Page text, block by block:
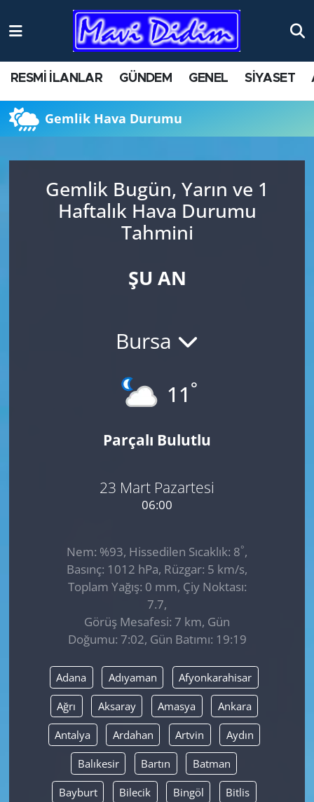
RESMİ İLANLAR GÜNDEM GENEL SİYASET
Gemlik Hava Durumu
Gemlik Bugün, Yarın ve 1
Haftalık Hava Durumu
Tahmini
ŞU AN
Bursa
11 °
Parçalı Bulutlu
23 Mart Pazartesi
06:00
Nem: %93, Hissedilen Sıcaklık: 8°,
Basınç: 1012 hPa, Rüzgar: 5 km/s,
Toplam Yağış: 0 mm, Çiy Noktası:
7.7,
Görüş Mesafesi: 7 km, Gün
Doğumu: 7:02, Gün Batımı: 19:19
Adana Adıyaman Afyonkarahisar
Ağrı Aksaray Amasya Ankara
Antalya Ardahan Artvin Aydın
Balıkesir Bartın Batman
Bayburt Bilecik Bingöl Bitlis
ANTİK YERLER
AYDIN
BİLİM VE TEKNOLOJİ
ÇEVRE
HABERDE İNSAN
KÜLTÜR SANAT
SAĞLIK
SİYASET
Nöbetçi Eczaneler
Namaz Vakitleri
Trafik Durumu
Süper Lig Puan Durumu ve Fikstür
Tüm Manşetler